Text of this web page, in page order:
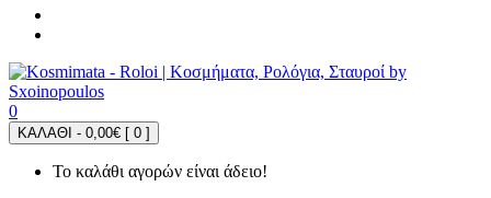
0
ΚΑΛΑΘΙ - 0,00€ [ 0 ]
Το καλάθι αγορών είναι άδειο!